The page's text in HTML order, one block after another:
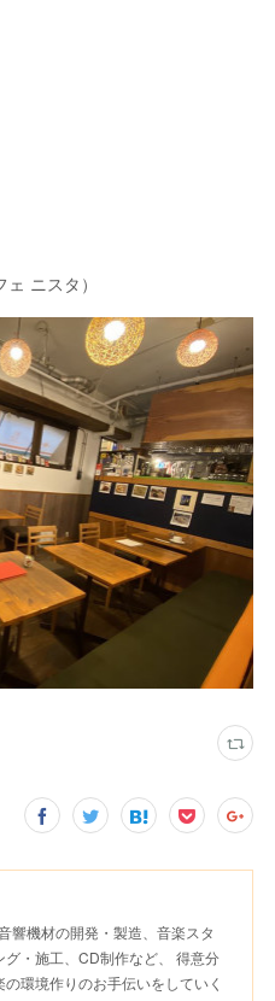
ニスタ）
響機材の開発・製造、音楽スタ
グ・施工、CD制作など、 得意分
環境作りのお手伝いをしていく